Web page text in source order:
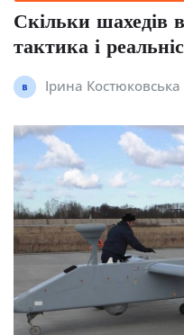
Скільки шахедів
тактика і
Ірина Костюковська